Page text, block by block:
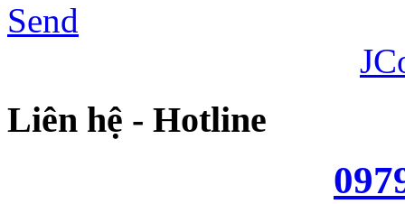
Send
Liên hệ - Hotline